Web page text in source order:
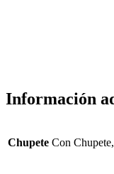
Información
Chupete Con